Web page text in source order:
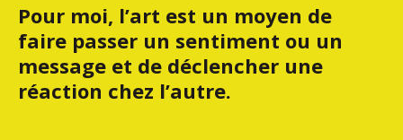
Pour moi, l’art est un moyen de
faire passer un sentiment ou un
message et de déclencher une
réaction chez l’autre.